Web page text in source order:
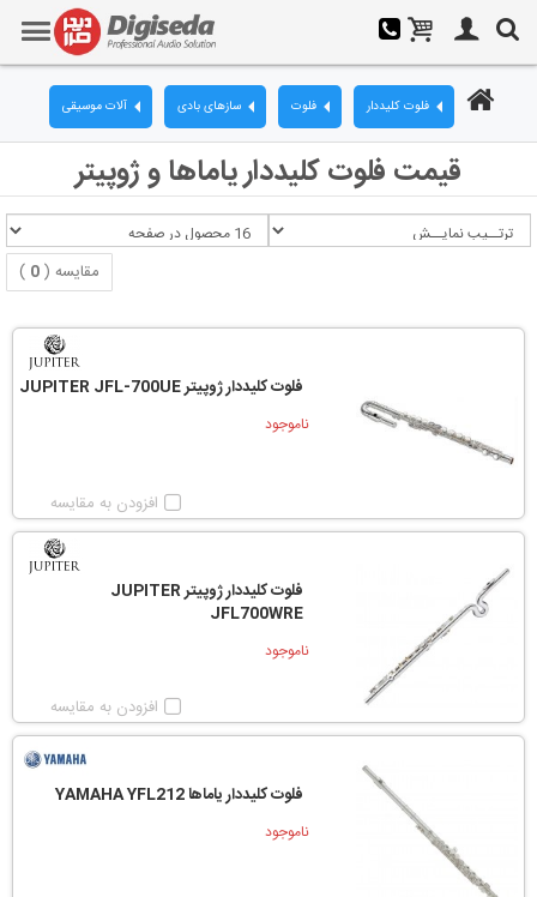
آلات موسیقی سازهای بادی فلوت فلوت کلیددار
قیمت فلوت کلیددار یاماها و ژوپیتر
مقایسه (0
)
فلوت کلیددار ژوپیتر JUPITER JFL-700UE
ناموجود
افزودن به مقایسه
فلوت کلیددار ژوپیتر JUPITER
JFL700WRE
ناموجود
افزودن به مقایسه
فلوت کلیددار یاماها YAMAHA YFL212
ناموجود